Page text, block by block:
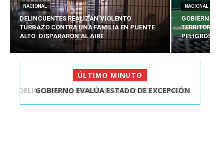
NACIONAL
DELINCUENTES REALIZAN VIOLENTO
TURBAZO CONTRA UNA FAMILIA EN PUENTE
ALTO: DISPARARON AL AIRE
NACIONAL
GOBIERNO
PELIGROSOS
ÚLTIMO MINUTO
GOBIERNO EVALÚA ESTADO DE EXCEPCIÓN